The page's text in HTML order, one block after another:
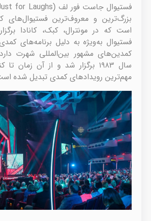
بزرگ‌ترین و معروف‌ترین فستیوال‌های
است که در مونترال، کبک، کانادا
فستیوال به‌ویژه به دلیل برنامه‌های
کمدین‌های مشهور بین‌المللی شهرت
سال ۱۹۸۳ برگزار شد و از آن زمان
مهم‌ترین رویدادهای کمدی تبدیل شده